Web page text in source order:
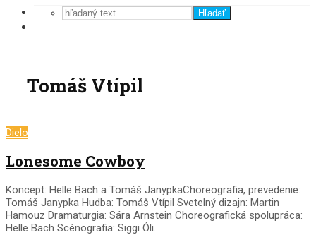
Hľadať
Tomáš Vtípil
Dielo
Lonesome Cowboy
Koncept: Helle Bach a Tomáš JanypkaChoreografia, prevedenie:
Tomáš Janypka Hudba: Tomáš Vtípil Svetelný dizajn: Martin
Hamouz Dramaturgia: Sára Arnstein Choreografická spolupráca:
Helle Bach Scénografia: Siggi Óli...